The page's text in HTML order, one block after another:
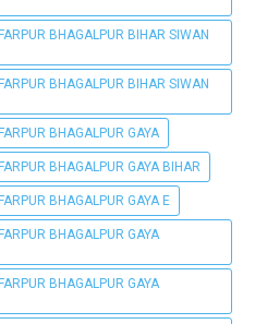
BHAGALPUR BIHAR SIWAN
BHAGALPUR BIHAR SIWAN
BHAGALPUR GAYA
BHAGALPUR GAYA BIHAR
BHAGALPUR GAYA E
BHAGALPUR GAYA
BHAGALPUR GAYA